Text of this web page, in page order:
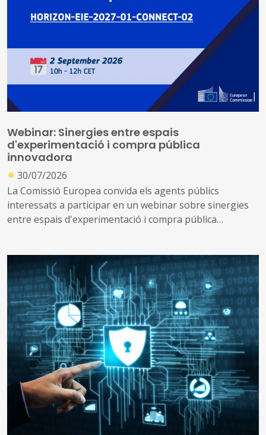
Webinar: Sinergies entre espais
d'experimentació i compra pública
innovadora
● 30/07/2026
La Comissió Europea convida els agents públics
interessats a participar en un webinar sobre sinergies
entre espais d'experimentació i compra pública